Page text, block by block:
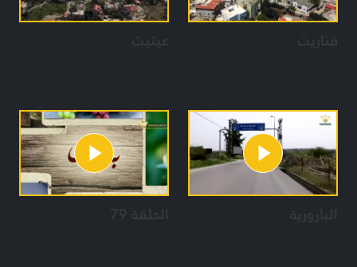
قناريت عيتيت
البازورية الحلقة 79